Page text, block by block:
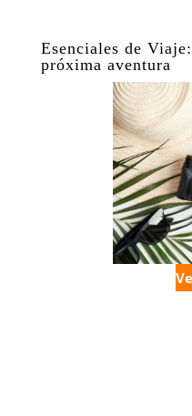
Esenciales de
próxima aventura